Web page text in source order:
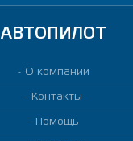
АВТОПИЛОТ
О компании
Контакты
Помощь